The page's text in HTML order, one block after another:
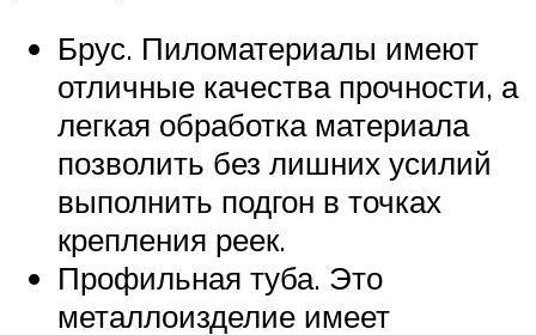
Брус. Пиломатериалы имеют
отличные качества прочности, а
легкая обработка материала
позволить без лишних усилий
выполнить подгон в точках
крепления реек.
Профильная туба. Это
металлоизделие имеет